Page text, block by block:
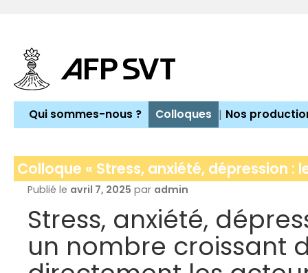
Qui sommes-nous ? Colloques Nos
Colloque « Stress, anxiété, dépression :
Publié le avril 7, 2025 par admin
Stress, anxiété,
un nombre croissant